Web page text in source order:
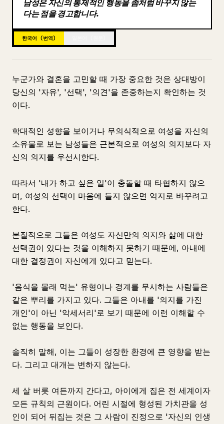
다는 점을 경고합니다.
한국어 (번역)
누군가와 결혼을 고민할 때 가장 중요한 것은 상대방이
당신의 '자유', '선택', '의견'을 존중하는지 확인하는 것
이다.
학대적인 성향을 보이거나 무의식적으로 여성을 자신의
소유물로 보는 남성들은 근본적으로 여성의 의지보다 자
신의 의지를 우선시한다.
따라서 '내가 하고 싶은 일'이 충돌할 때 타협하지 않으
며, 여성의 선택이 마음에 들지 않으면 억지로 바꾸려고
한다.
본질적으로 그들은 여성도 자신만의 의지와 삶에 대한
선택권이 있다는 것을 이해하지 못하기 때문에, 아내에
대한 결정권이 자신에게 있다고 믿는다.
'음식을 몰래 먹는' 유형이나 경계를 무시하는 사람들은
같은 뿌리를 가지고 있다. 그들은 아내를 '의지를 가진
개인'이 아닌 '악세서리'로 보기 때문에 이런 이해할 수
없는 행동을 보인다.
솔직히 말해, 이는 그들이 성장한 환경에 큰 영향을 받는
다. 그리고 대개는 변하지 않는다.
세 살 버릇 여든까지 간다고, 아이에게 집은 전 세계이자
모든 규칙의 근원이다. 어린 시절에 형성된 가치관을 성
인이 되어 뒤집는 것은 그 사람이 진정으로 '자신의 인생